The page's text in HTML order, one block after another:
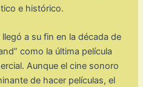
e histórico.
a su fin en la década de
como la última película
Aunque el cine sonoro
de hacer películas, el